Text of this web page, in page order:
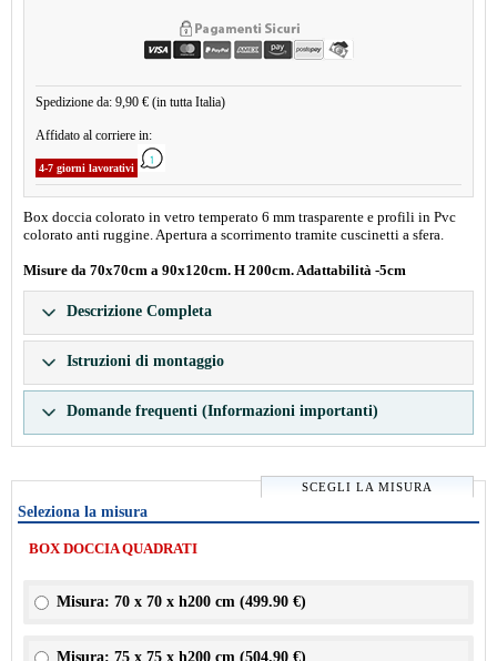
Spedizione da: 9,90 € (in tutta Italia)
Affidato al corriere in:
4-7 giorni lavorativi
Box doccia colorato in vetro temperato 6 mm trasparente e profili in Pvc
colorato anti ruggine. Apertura a scorrimento tramite cuscinetti a sfera.
Misure da 70x70cm a 90x120cm. H 200cm. Adattabilità -5cm
Descrizione Completa
Istruzioni di montaggio
Domande frequenti (Informazioni importanti)
SCEGLI LA MISURA
Seleziona la misura
BOX DOCCIA QUADRATI
Misura: 70 x 70 x h200 cm (499.90 €)
Misura: 75 x 75 x h200 cm (504.90 €)